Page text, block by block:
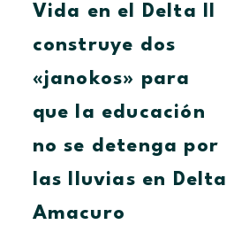
no
por
lluvias
en
Amacuro
Vida en el Delta II
construye dos
«janokos» para
que la educación
no se detenga por
las lluvias en Delta
Amacuro